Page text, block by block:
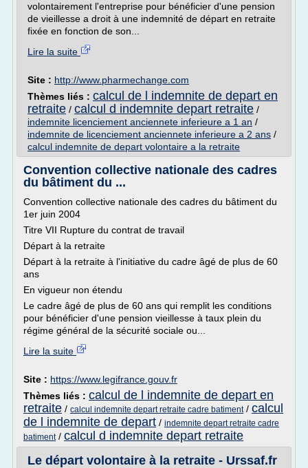
volontairement l'entreprise pour bénéficier d'une pension
de vieillesse a droit à une indemnité de départ en retraite
fixée en fonction de son...
Lire la suite
Site : http://www.pharmechange.com
Thèmes liés : calcul de l indemnite de depart en
retraite / calcul d indemnite depart retraite /
indemnite licenciement anciennete inferieure a 1 an /
indemnite de licenciement anciennete inferieure a 2 ans /
calcul indemnite de depart volontaire a la retraite
Convention collective nationale des cadres
du bâtiment du ...
Convention collective nationale des cadres du bâtiment du
1er juin 2004
Titre VII Rupture du contrat de travail
Départ à la retraite
Départ à la retraite à l'initiative du cadre âgé de plus de 60
ans
En vigueur non étendu
Le cadre âgé de plus de 60 ans qui remplit les conditions
pour bénéficier d'une pension vieillesse à taux plein du
régime général de la sécurité sociale ou...
Lire la suite
Site : https://www.legifrance.gouv.fr
Thèmes liés : calcul de l indemnite de depart en
retraite / calcul indemnite depart retraite cadre batiment/ calcul
de l indemnite de depart / indemnite depart retraite cadre
batiment/ calcul d indemnite depart retraite
Le départ volontaire à la retraite - Urssaf.fr